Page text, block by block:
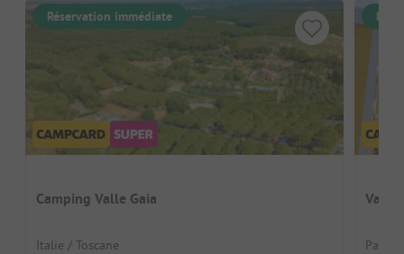
Réservation immédiate
Camping Valle Gaia
Italie / Toscane
Pays-